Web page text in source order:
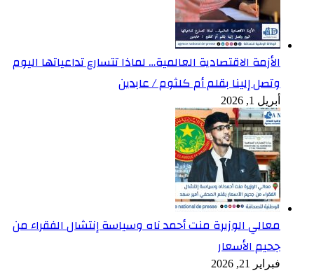
الأزمة الاقتصادية العالمية… لماذا تتسارع تداعياتها اليوم
وتصل إلينا بقلم أم كلثوم / عابدين
أبريل 1, 2026
معالي الوزيرة منت أحمد ناه وسياسة إنتشال الفقراء من
جحيم الأسعار
فبراير 21, 2026